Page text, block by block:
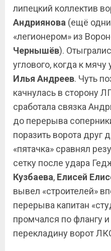
липецкий коллектив
Андриянова (ещё
«легионером» из
Чернышёв).
углового, когда к
Илья Андреев. Чуть
качнулась в сторону
сработала связка
до перерыва
поразить ворота друг
«пятачка» сравнял
сетку после удара
Кузбаева, Елисей
вывел «строителей»
перерыва капитан
промчался по флангу
перекладину ворот